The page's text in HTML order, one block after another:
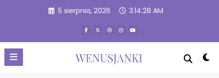
5 sierpnia, 2026 3:14:29 AM